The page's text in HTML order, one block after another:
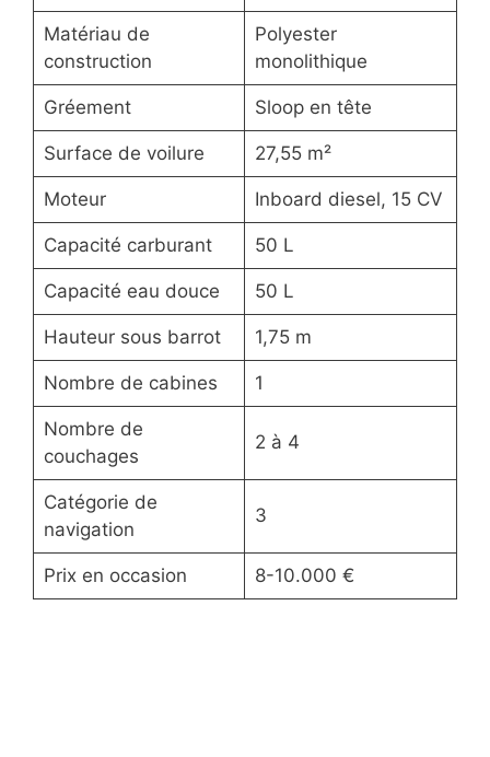
Matériau de
construction
Polyester
monolithique
Gréement Sloop en tête
Surface de voilure 27,55 m²
Moteur Inboard diesel, 15 CV
Capacité carburant 50 L
Capacité eau douce 50 L
Hauteur sous barrot 1,75 m
Nombre de cabines 1
Nombre de
couchages
2 à 4
Catégorie de
navigation
3
Prix en occasion 8-10.000 €